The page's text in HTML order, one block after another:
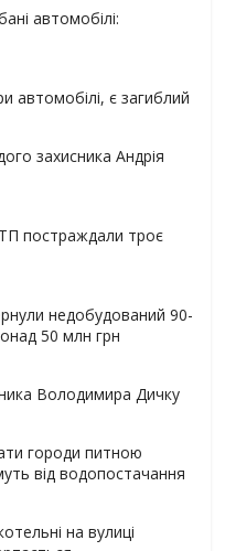
автомобілі:
автомобілі, є загиблий
захисника Андрія
постраждали троє
недобудований 90-
50 млн грн
Володимира Дичку
городи питною
від водопостачання
на вулиці